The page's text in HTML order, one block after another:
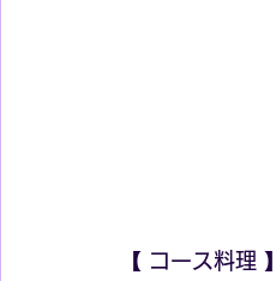
【 コース料理 】